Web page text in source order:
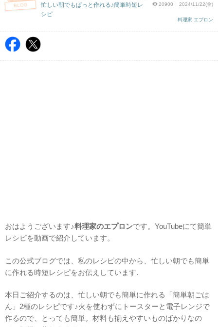
BLOG 20900 2024/11/22(金)
料理家 エプロン
忙しい朝でもぱっと作れる♪簡単時短レ
シピ
おはようございます♪料理家のエプロンです。YouTubeにて簡単
レシピを動画で紹介しています。
この公式ブログでは、私のレシピの中から、忙しい朝でも簡単
に作れる時短レシピをお伝えしています.
本日ご紹介するのは、忙しい朝でも簡単に作れる「簡単朝ごは
ん」2種のレシピです♪火を使わずにトースターと電子レンジで
作るので、とっても簡単。材料も揃えやすいものばかりなの